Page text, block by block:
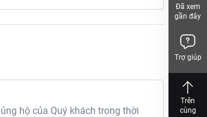
hộ của Quý khách trong thời
Đã xem
gần đây
Trợ giúp
Trên
cùng